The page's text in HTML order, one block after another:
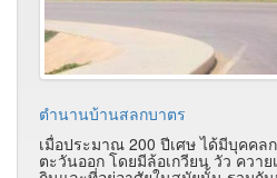
ตำนานบ้านสลกบาตร
เมื่อประมาณ 200 ปีเศษ ได้มีบุคค
ตะวันออก โดยมีล้อเกวียน วัว ควา